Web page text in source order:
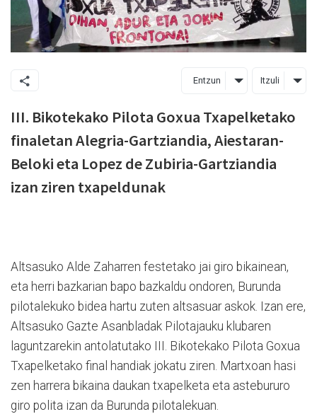
Entzun Itzuli
III. Bikotekako Pilota Goxua Txapelketako
finaletan Alegria-Gartziandia, Aiestaran-
Beloki eta Lopez de Zubiria-Gartziandia
izan ziren txapeldunak
Altsasuko Alde Zaharren festetako jai giro bikainean,
eta herri bazkarian bapo bazkaldu ondoren, Burunda
pilotalekuko bidea hartu zuten altsasuar askok. Izan ere,
Altsasuko Gazte Asanbladak Pilotajauku klubaren
laguntzarekin antolatutako III. Bikotekako Pilota Goxua
Txapelketako final handiak jokatu ziren. Martxoan hasi
zen harrera bikaina daukan txapelketa eta astebururo
giro polita izan da Burunda pilotalekuan.